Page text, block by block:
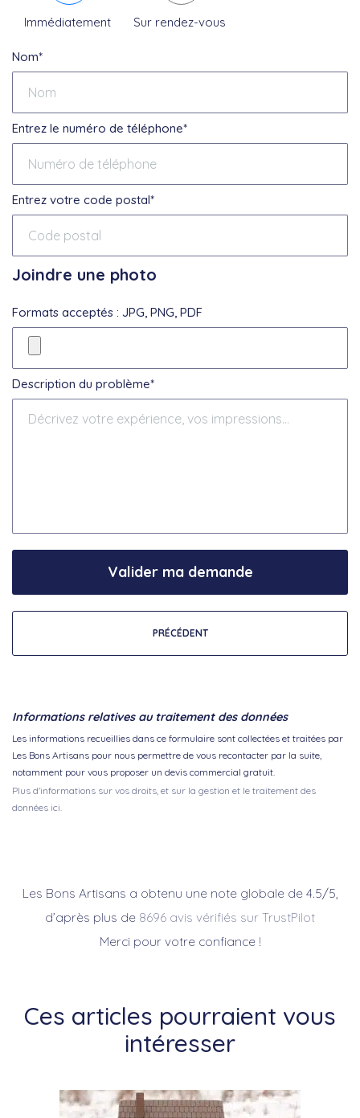
Immédiatement Sur rendez-vous
Nom*
Entrez le numéro de téléphone*
Entrez votre code postal*
Joindre une photo
Formats acceptés : JPG, PNG, PDF
Description du problème*
PRÉCÉDENT
Valider ma demande
Informations relatives au traitement des données
Les informations recueillies dans ce formulaire sont collectées et traitées par
Les Bons Artisans pour nous permettre de vous recontacter par la suite,
notamment pour vous proposer un devis commercial gratuit.
Plus d'informations sur vos droits, et sur la gestion et le traitement des
données ici.
Les Bons Artisans a obtenu une note globale de 4.5/5,
d’après plus de 8696 avis vérifiés sur TrustPilot
Merci pour votre confiance !
Ces articles pourraient vous
intéresser